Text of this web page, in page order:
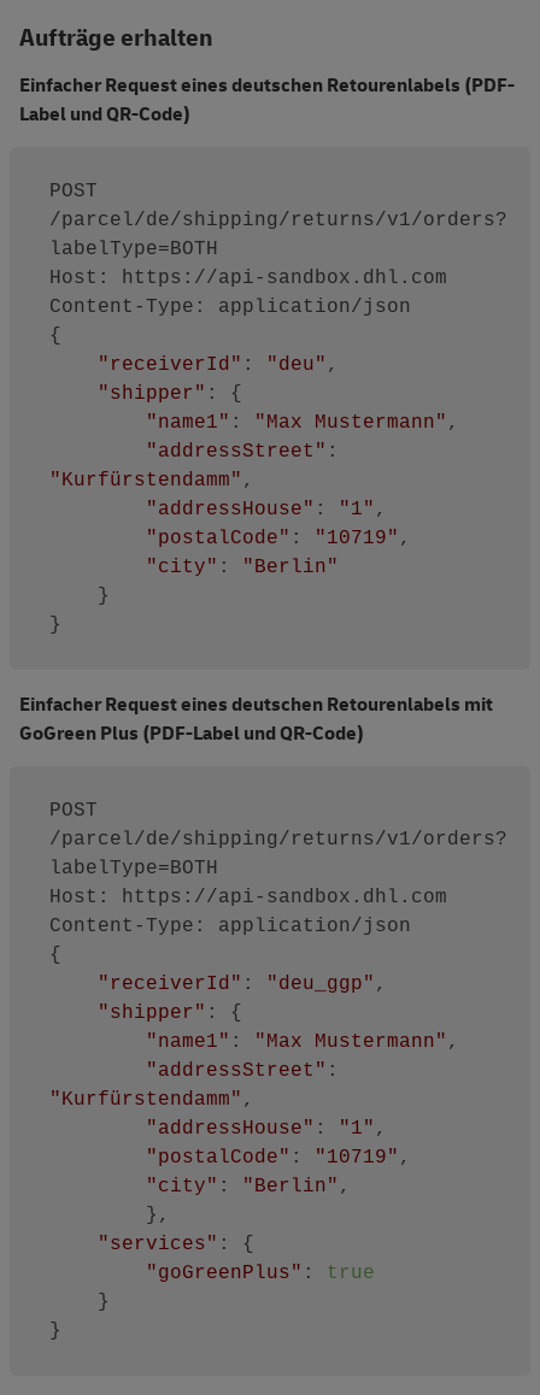
Aufträge erhalten
Einfacher Request eines deutschen Retourenlabels (PDF-
Label und QR-Code)
POST
/parcel/de/shipping/returns/v1/orders?
labelType=BOTH
Host: https://api-sandbox.dhl.com
Content-Type: application/json
{
"receiverId" : "deu" ,
"shipper" : {
"name1" : "Max Mustermann" ,
"addressStreet"
"Kurfürstendamm" ,
"addressHouse" : "1" ,
"postalCode" : "10719" ,
"city" :
"Berlin"
Einfacher Request eines deutschen Retourenlabels mit
GoGreen Plus (PDF-Label und QR-Code)
POST
/parcel/de/shipping/returns/v1/orders?
labelType=BOTH
Host: https://api-sandbox.dhl.com
Content-Type: application/json
{
"receiverId" : "deu_ggp" ,
"shipper" : {
"name1" : "Max Mustermann" ,
"addressStreet"
"Kurfürstendamm" ,
"addressHouse" : "1" ,
"postalCode" : "10719" ,
"city" : "Berlin" ,
"services" : {
"goGreenPlus" : true